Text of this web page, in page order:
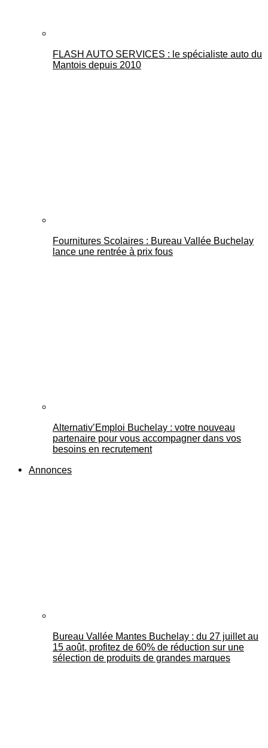
FLASH AUTO SERVICES : le spécialiste auto du
Mantois depuis 2010
Fournitures Scolaires : Bureau Vallée Buchelay
lance une rentrée à prix fous
Alternativ’Emploi Buchelay : votre nouveau
partenaire pour vous accompagner dans vos
besoins en recrutement
Annonces
Bureau Vallée Mantes Buchelay : du 27 juillet au
15 août, profitez de 60% de réduction sur une
sélection de produits de grandes marques